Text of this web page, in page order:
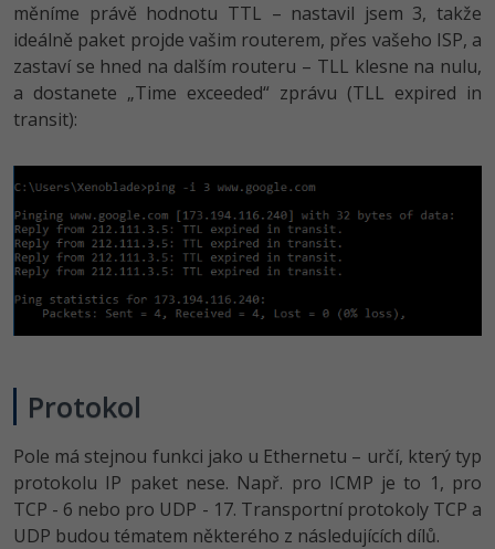
měníme právě hodnotu TTL – nastavil jsem 3, takže
ideálně paket projde vašim routerem, přes vašeho ISP, a
zastaví se hned na dalším routeru – TLL klesne na nulu,
a dostanete „Time exceeded“ zprávu (TLL expired in
transit):
Protokol
Pole má stejnou funkci jako u Ethernetu – určí, který typ
protokolu IP paket nese. Např. pro ICMP je to 1, pro
TCP - 6 nebo pro UDP - 17. Transportní protokoly TCP a
UDP budou tématem některého z následujících dílů.